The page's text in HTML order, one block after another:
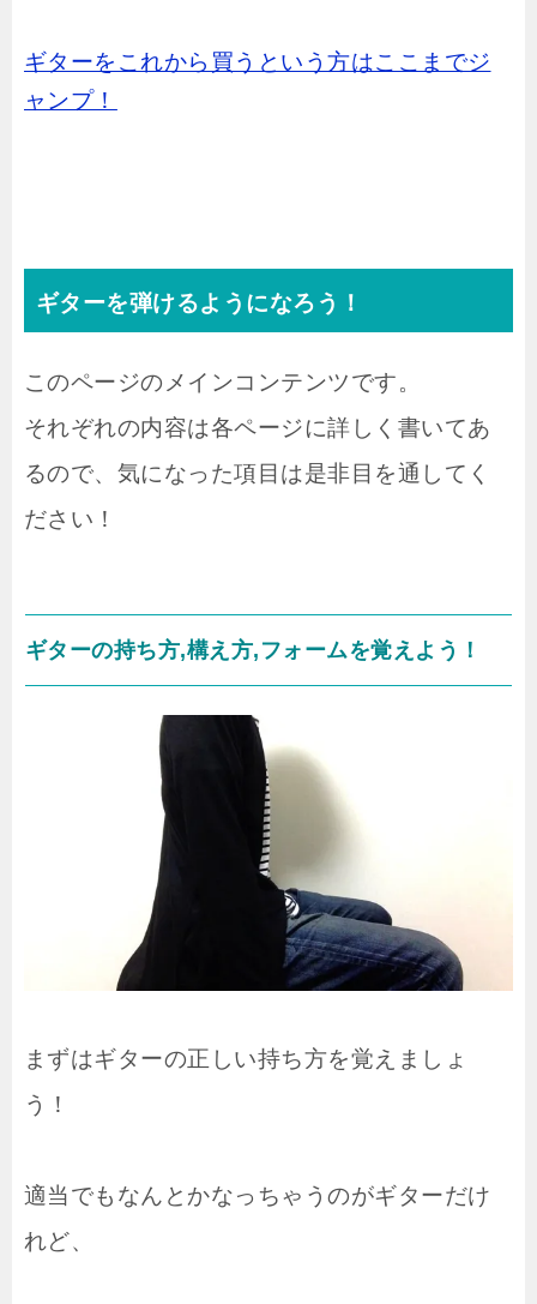
ギターをこれから買うという方はここまでジ
ャンプ！
ギターを弾けるようになろう！
このページのメインコンテンツです。
それぞれの内容は各ページに詳しく書いてあ
るので、気になった項目は是非目を通してく
ださい！
ギターの持ち方,構え方,フォームを覚えよう！
まずはギターの正しい持ち方を覚えましょ
う！
適当でもなんとかなっちゃうのがギターだけ
れど、